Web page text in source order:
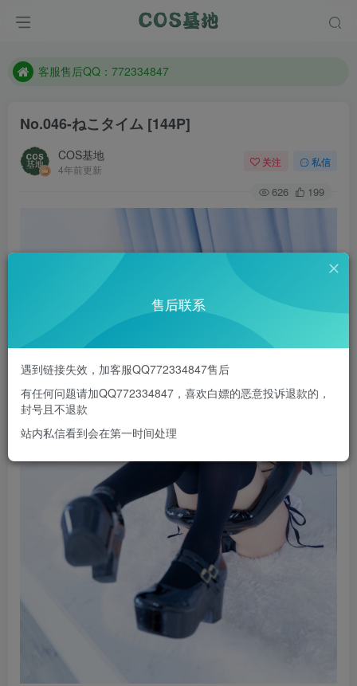
遇到任何问题加客服QQ：772334847
客服售后QQ：772334847
防失联：百度搜索《一七天佳》，实时查看最新站点。
No.046-ねこタイム [144P]
COS基地
4年前更新
关注 私信
626 199
售后联系
遇到链接失效，加客服QQ772334847售后
有任何问题请加QQ772334847，喜欢白嫖的恶意投诉退款的，
封号且不退款
站内私信看到会在第一时间处理